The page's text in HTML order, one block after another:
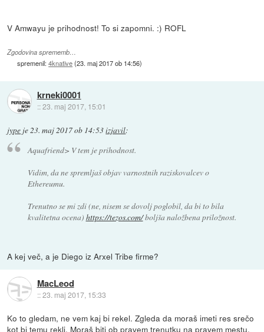
V Amwayu je prihodnost! To si zapomni. :) ROFL
Zgodovina sprememb…
spremenil:4knative(23. maj 2017 ob 14:56)
krneki0001
::23. maj 2017, 15:01
jype je23. maj 2017 ob 14:53izjavil:
Aquafriend> V tem je prihodnost.
Vidim, da ne spremljaš objav varnostnih raziskovalcev o
Ethereumu.
Trenutno se mi zdi (ne, nisem se dovolj poglobil, da bi to bila
kvalitetna ocena) https://tezos.com/boljša naložbena priložnost.
A kej več, a je Diego iz Arxel Tribe firme?
MacLeod
::23. maj 2017, 15:33
Ko to gledam, ne vem kaj bi rekel. Zgleda da moraš imeti res srečo
kot bi temu rekli. Moraš biti ob pravem trenutku na pravem mestu.